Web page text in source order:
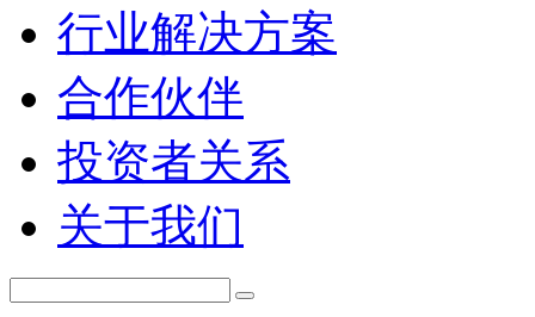
行业解决方案
合作伙伴
投资者关系
关于我们